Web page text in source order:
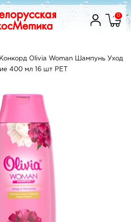
0
Конкорд Olivia Woman Шампунь Уход
400 мл 16 шт PET